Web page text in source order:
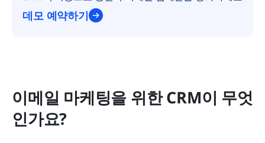
데모 예약하기
이메일 마케팅을 위한 CRM이 무엇
인가요?